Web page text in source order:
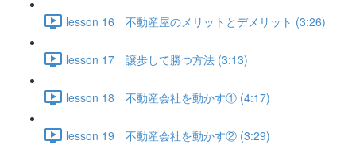
lesson 16 不動産屋のメリットとデメリット (3:26)
lesson 17 譲歩して勝つ方法 (3:13)
lesson 18 不動産会社を動かす① (4:17)
lesson 19 不動産会社を動かす② (3:29)